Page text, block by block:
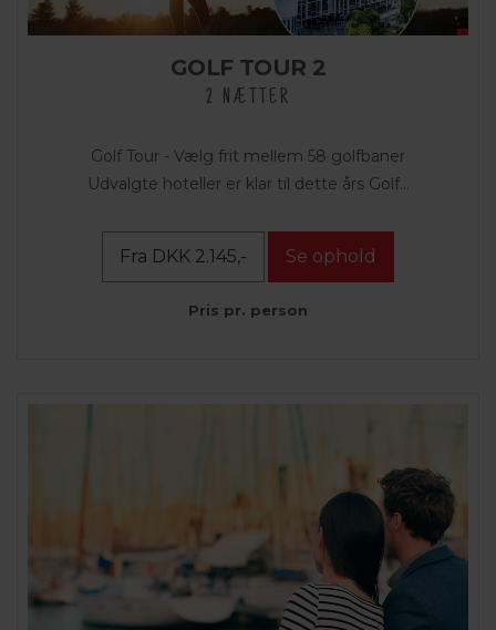
GOLF TOUR 2
2 NÆTTER
Golf Tour - Vælg frit mellem 58 golfbaner
Udvalgte hoteller er klar til dette års Golf...
Fra DKK 2.145,- Se ophold
Pris pr. person